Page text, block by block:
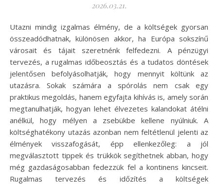
2026.03.21.
Utazni mindig izgalmas élmény, de a költségek gyorsan
összeadódhatnak, különösen akkor, ha Európa sokszínű
városait és tájait szeretnénk felfedezni. A pénzügyi
tervezés, a rugalmas időbeosztás és a tudatos döntések
jelentősen befolyásolhatják, hogy mennyit költünk az
utazásra. Sokak számára a spórolás nem csak egy
praktikus megoldás, hanem egyfajta kihívás is, amely során
megtanulhatják, hogyan lehet élvezetes kalandokat átélni
anélkül, hogy mélyen a zsebükbe kellene nyúlniuk. A
költséghatékony utazás azonban nem feltétlenül jelenti az
élmények visszafogását, épp ellenkezőleg: a jól
megválasztott tippek és trükkök segíthetnek abban, hogy
még gazdaságosabban fedezzük fel a kontinens kincseit.
Rugalmas tervezés és időzítés a költségek